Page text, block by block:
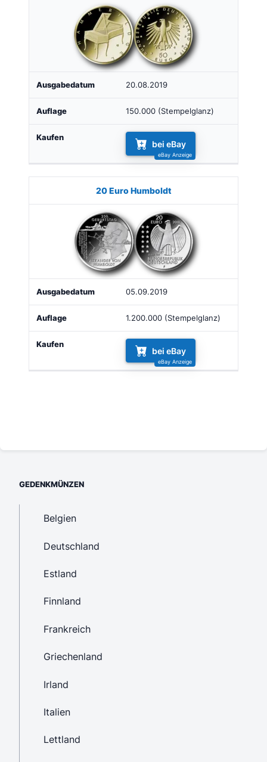
20.08.2019
150.000 (Stempelglanz)
bei eBay
20 Euro Humboldt
05.09.2019
1.200.000 (Stempelglanz)
bei eBay
GEDENKMÜNZEN
Belgien
Deutschland
Estland
Finnland
Frankreich
Griechenland
Irland
Italien
Lettland